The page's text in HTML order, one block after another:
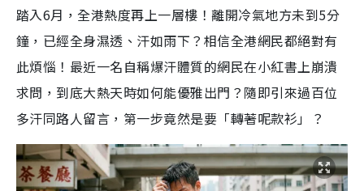
踏入6月，全港熱度再上一層樓！離開冷氣地方未到5分
鐘，已經全身濕透、汗如雨下？相信全港網民都絕對有
此煩惱！最近一名自稱爆汗體質的網民在小紅書上崩潰
求問，到底大熱天時如何能優雅出門？隨即引來過百位
多汗同路人留言，第一步竟然是要「轉著呢款衫」？